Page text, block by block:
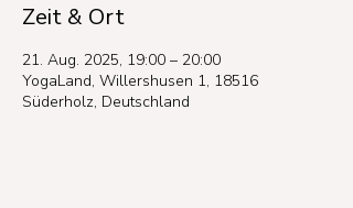
Zeit & Ort
21. Aug. 2025, 19:00 – 20:00
YogaLand, Willershusen 1, 18516
Süderholz, Deutschland